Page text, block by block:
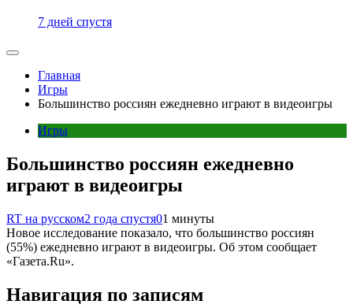
7 дней спустя
Главная
Игры
Большинство россиян ежедневно играют в видеоигры
Игры
Большинство россиян ежедневно
играют в видеоигры
RT на русском2 года спустя01 минуты
Новое исследование показало, что большинство россиян
(55%) ежедневно играют в видеоигры. Об этом сообщает
«Газета.Ru».
Навигация по записям